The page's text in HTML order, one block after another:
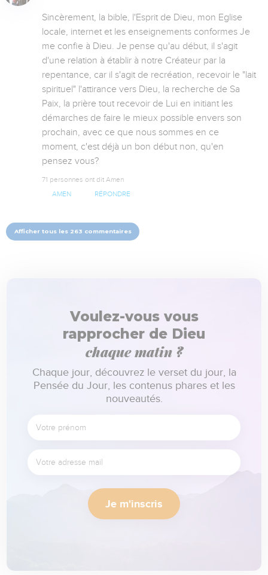
Sincèrement, la bible, l'Esprit de Dieu, mon Eglise
locale, internet et les enseignements conformes Je
me confie à Dieu. Je pense qu'au début, il s'agit
d'une relation à établir à notre Créateur par la
repentance, car il s'agit de recréation, recevoir le "lait
spirituel" l'attirance vers Dieu, la recherche de Sa
Paix, la prière tout recevoir de Lui en initiant les
démarches de faire le mieux possible envers son
prochain, avec ce que nous sommes en ce
moment, c'est déjà un bon début non, qu'en
pensez vous?
71 personnes ont dit Amen
AMEN RÉPONDRE
Afficher tous les 263 commentaires
Voulez-vous vous
rapprocher de Dieu
chaque matin ?
Chaque jour, découvrez le verset du jour, la
Pensée du Jour, les contenus phares et les
nouveautés.
Je m'inscris